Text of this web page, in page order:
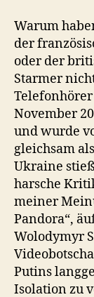
Warum
der
oder der
Starmer
November
und wurde
gleichsam
Ukraine
harsche
meiner
Pandora“,
Wolodymyr
Putins
Isolation zu